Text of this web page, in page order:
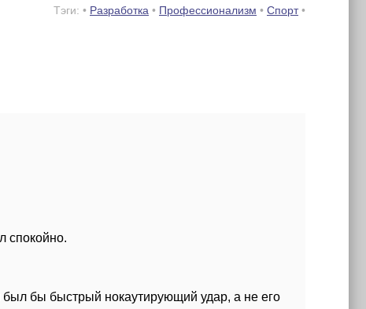
Тэги: • Разработка • Профессионализм • Спорт•
спокойно.
бы быстрый нокаутирующий удар, а не его